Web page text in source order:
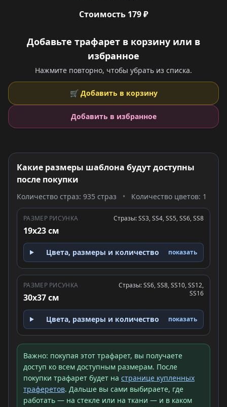
Стоимость 179 ₽
Добавьте трафарет в корзину или в
избранное
Нажмите повторно, чтобы убрать из списка.
🛒 Добавить в корзину
Добавить в избранное
Какие размеры шаблона будут доступны
после покупки
Количество страз: 935 страз • Количество цветов: 1
РАЗМЕР РИСУНКА
19x23 см
Стразы: SS3, SS4, SS5, SS6, SS8
Цвета, размеры и количество показать
РАЗМЕР РИСУНКА
30x37 см
Стразы: SS6, SS8, SS10, SS12,
SS16
Цвета, размеры и количество показать
Важно: покупая этот трафарет, вы получаете
доступ ко всем доступным размерам. После
покупки трафарет будет на странице купленных
траферетов. Дальше вы сами выбираете, где
работать — на стекле или на ткани — и в каком